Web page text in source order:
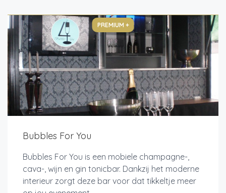
PREMIUM +
Bubbles For You
Bubbles For You is een mobiele champagne-,
cava-, wijn en gin tonicbar. Dankzij het moderne
interieur zorgt deze bar voor dat tikkeltje meer